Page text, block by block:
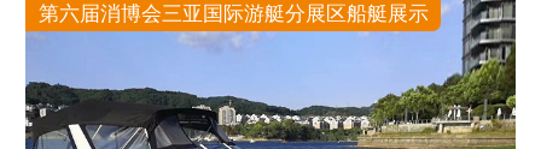
第六届消博会三亚国际游艇分展区船艇展示